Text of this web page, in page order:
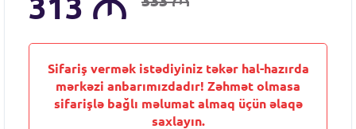
313 M
Sifariş vermək istədiyiniz təkər hal-hazırda
mərkəzi anbarımızdadır! Zəhmət olmasa
sifarişlə bağlı məlumat almaq üçün əlaqə
saxlayın.